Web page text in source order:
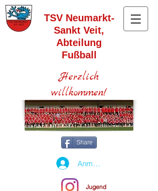
TSV Neumarkt-
Sankt Veit,
Abteilung
Fußball
Herzlich
willkommen!
Share
Anmelden
Jugend